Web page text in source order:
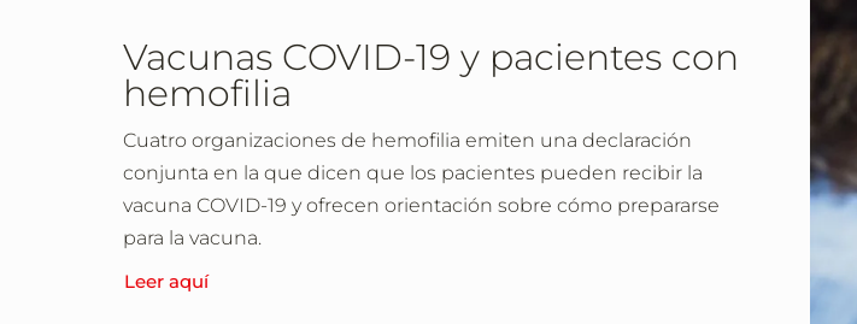
Vacunas COVID-19 y pacientes con
hemofilia
Cuatro organizaciones de hemofilia emiten una declaración
conjunta en la que dicen que los pacientes pueden recibir la
vacuna COVID-19 y ofrecen orientación sobre cómo prepararse
para la vacuna.
Leer aquí